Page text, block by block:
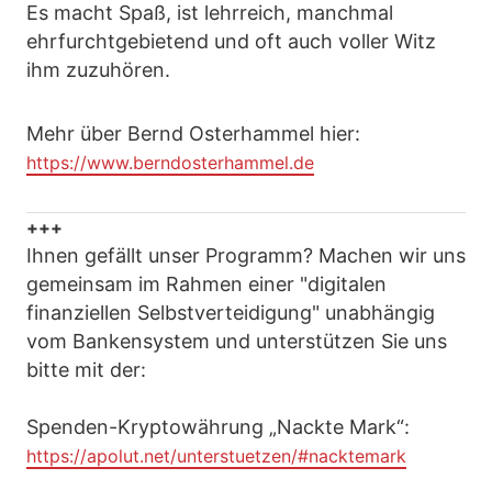
Es macht Spaß, ist lehrreich, manchmal
ehrfurchtgebietend und oft auch voller Witz
ihm zuzuhören.
Mehr über Bernd Osterhammel hier:
https://www.berndosterhammel.de
+++
Ihnen gefällt unser Programm? Machen wir uns
gemeinsam im Rahmen einer "digitalen
finanziellen Selbstverteidigung" unabhängig
vom Bankensystem und unterstützen Sie uns
bitte mit der:
Spenden-Kryptowährung „Nackte Mark“:
https://apolut.net/unterstuetzen/#nacktemark